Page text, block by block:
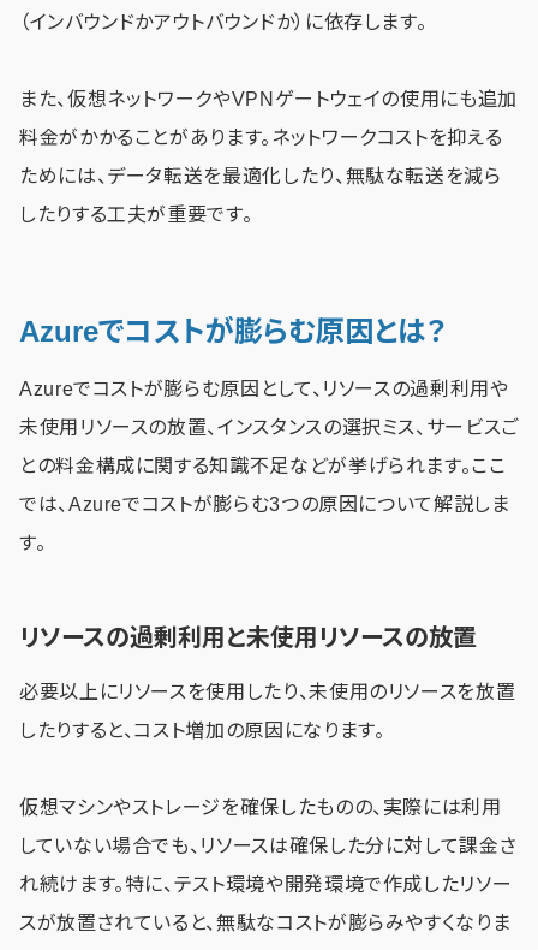
（インバウンドかアウトバウンドか）に依存します。
また、仮想ネットワークやVPNゲートウェイの使用にも追加
料金がかかることがあります。ネットワークコストを抑える
ためには、データ転送を最適化したり、無駄な転送を減ら
したりする工夫が重要です。
Azureでコストが膨らむ原因とは？
Azureでコストが膨らむ原因として、リソースの過剰利用や
未使用リソースの放置、インスタンスの選択ミス、サービスご
との料金構成に関する知識不足などが挙げられます。ここ
では、Azureでコストが膨らむ3つの原因について解説しま
す。
リソースの過剰利用と未使用リソースの放置
必要以上にリソースを使用したり、未使用のリソースを放置
したりすると、コスト増加の原因になります。
仮想マシンやストレージを確保したものの、実際には利用
していない場合でも、リソースは確保した分に対して課金さ
れ続けます。特に、テスト環境や開発環境で作成したリソー
スが放置されていると、無駄なコストが膨らみやすくなりま